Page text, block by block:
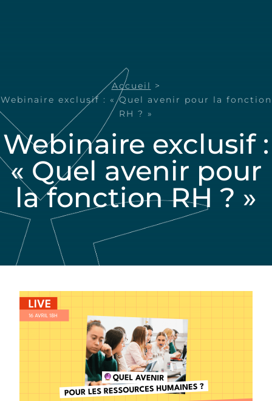
Accueil >
Webinaire exclusif : « Quel avenir pour la fonction
RH ? »
Webinaire exclusif :
« Quel avenir pour
la fonction RH ? »